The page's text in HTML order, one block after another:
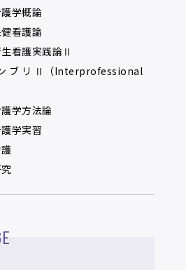
学概論
看護論
看護実践論Ⅱ
ブ リ Ⅱ（Interprofessional
学方法論
学実習